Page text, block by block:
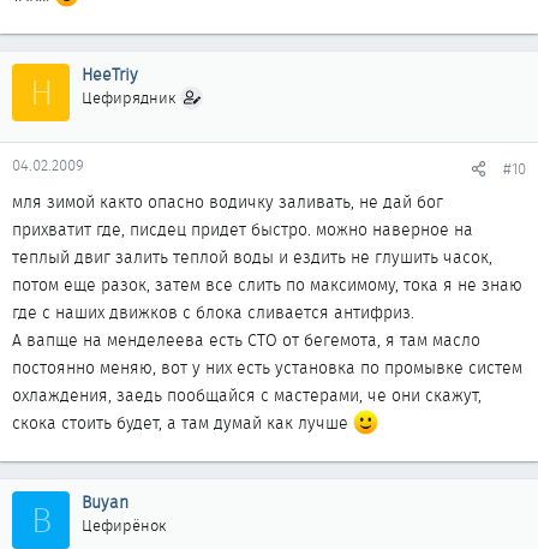
H HeeTriy
Цефирядник
04.02.2009 #10
мля зимой както опасно водичку заливать, не дай бог
прихватит где, писдец придет быстро. можно наверное на
теплый двиг залить теплой воды и ездить не глушить часок,
потом еще разок, затем все слить по максимому, тока я не знаю
где с наших движков с блока сливается антифриз.
А вапще на менделеева есть СТО от бегемота, я там масло
постоянно меняю, вот у них есть установка по промывке систем
охлаждения, заедь пообщайся с мастерами, че они скажут,
скока стоить будет, а там думай как лучше
B Buyan
Цефирёнок